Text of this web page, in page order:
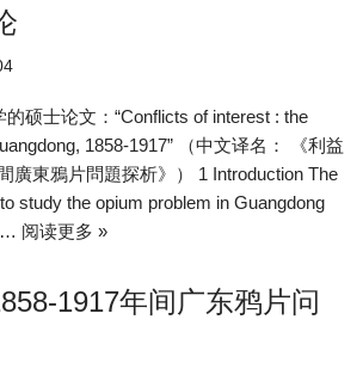
硕士论文：“Conflicts of interest : the
1858-1917” （中文译名： 《利益
廣東鴉片問題探析》） 1 Introduction The
study the opium problem in Guangdong
阅读更多 »
1917年间广东鸦片问